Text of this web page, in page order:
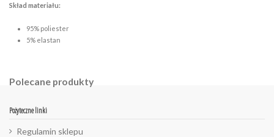
Skład materiału:
95% poliester
5% elastan
Polecane produkty
Pożyteczne linki
Regulamin sklepu